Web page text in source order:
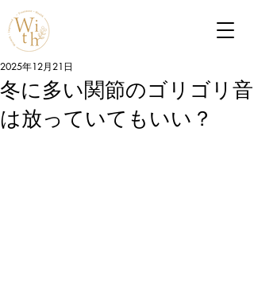
冬に多い関節のゴリゴリ音
は放っていてもいい？
2025年12月21日